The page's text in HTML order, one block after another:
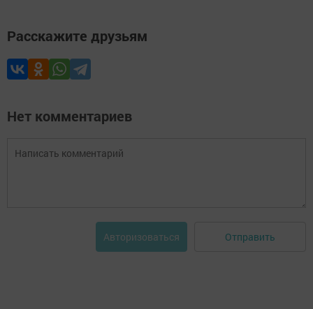
Расскажите друзьям
Нет комментариев
Авторизоваться Отправить